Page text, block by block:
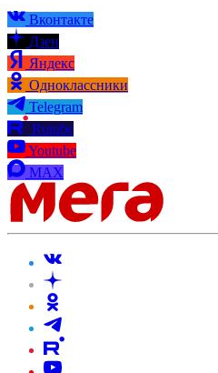
Вконтакте
Дзен
Яндекс
Одноклассники
Telegram
Rutube
Youtube
MAX